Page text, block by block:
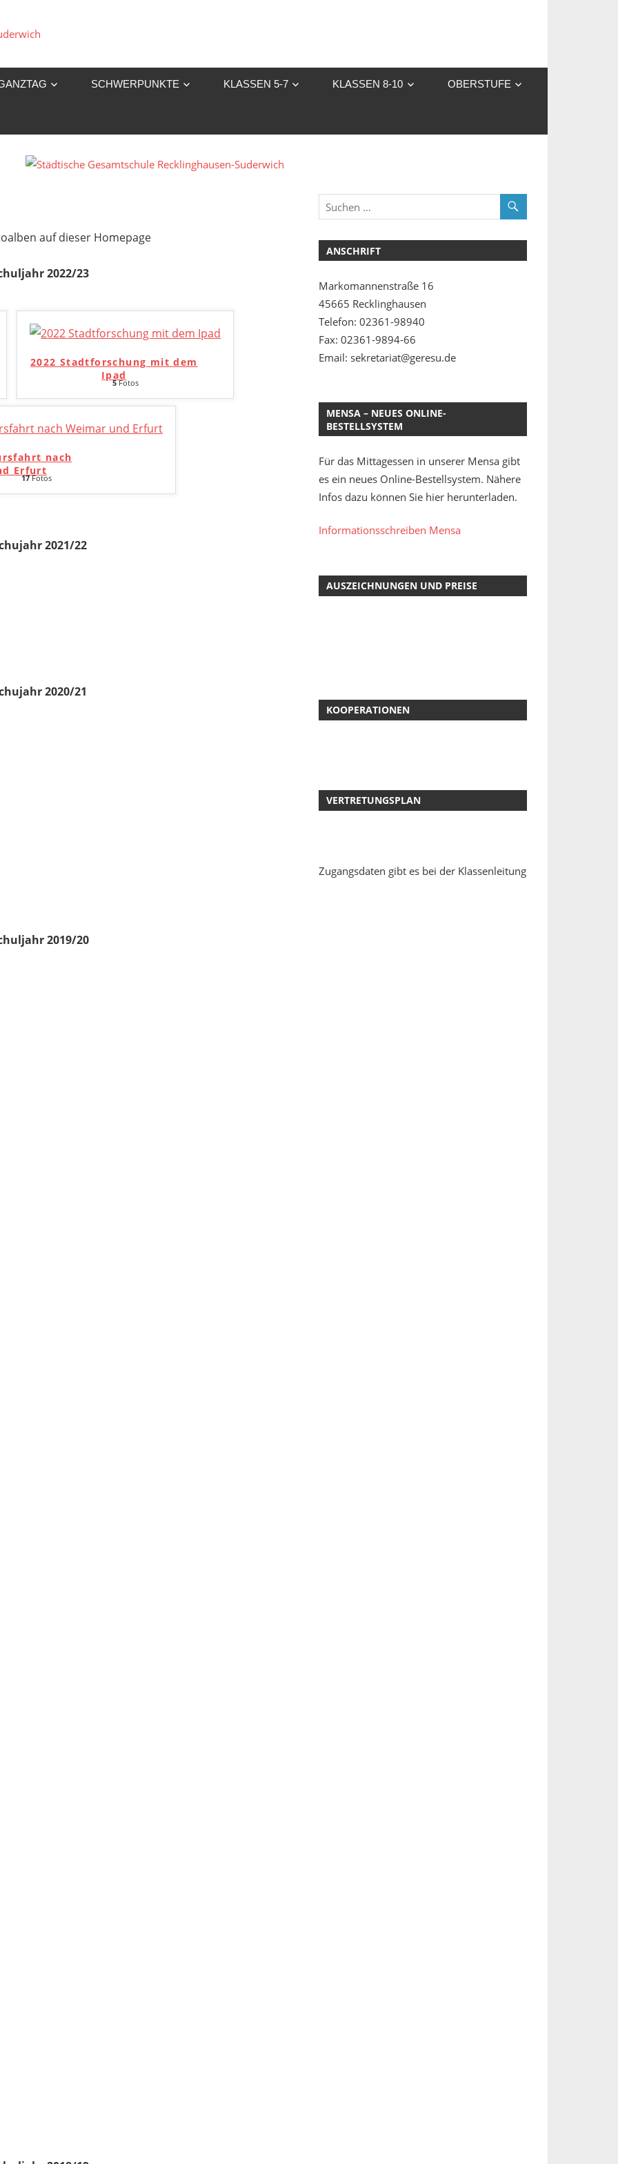
Gesamtschule
Suderwich
SCHWERPUNKTE KLASSEN 5-7 KLASSEN 8-10 OBERSTUFE
auf dieser Homepage
2022/23
2022 Stadtforschung mit dem
Ipad
5Fotos
nach
Erfurt
17Fotos
2021/22
2020/21
2019/20
ANSCHRIFT
Markomannenstraße 16
45665 Recklinghausen
Telefon: 02361-98940
Fax: 02361-9894-66
Email: sekretariat@geresu.de
MENSA – NEUES ONLINE-
BESTELLSYSTEM
Für das Mittagessen in unserer Mensa gibt
es ein neues Online-Bestellsystem. Nähere
Infos dazu können Sie hier herunterladen.
Informationsschreiben Mensa
AUSZEICHNUNGEN UND PREISE
KOOPERATIONEN
VERTRETUNGSPLAN
Zugangsdaten gibt es bei der Klassenleitung